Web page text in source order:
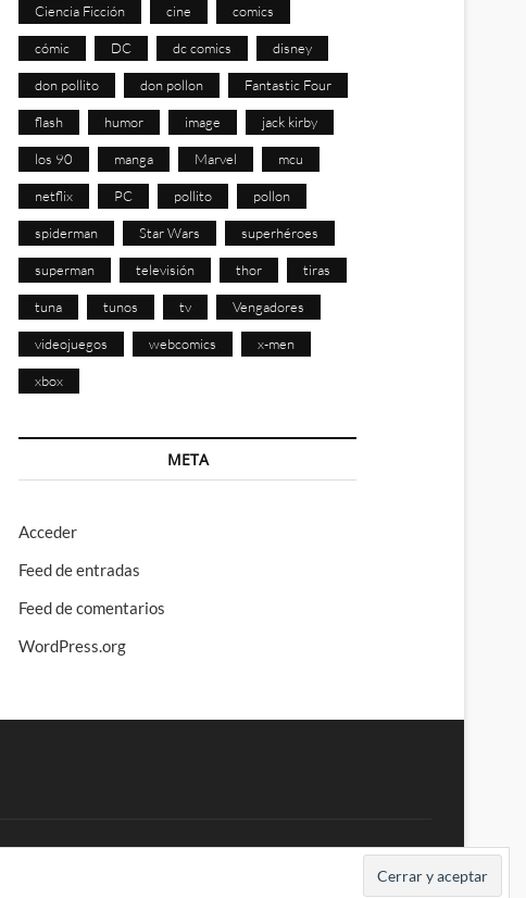
Ciencia Ficción cine comics
cómic DC dc comics disney
don pollito don pollon Fantastic Four
flash humor image jack kirby
los 90 manga Marvel mcu
netflix PC pollito pollon
spiderman Star Wars superhéroes
superman televisión thor tiras
tuna tunos tv Vengadores
videojuegos webcomics x-men
xbox
META
Acceder
Feed de entradas
Feed de comentarios
WordPress.org